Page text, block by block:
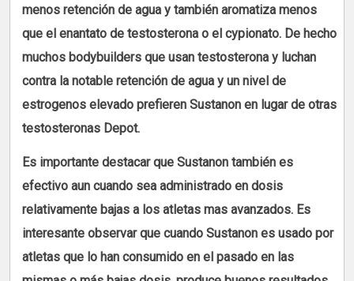
menos retención de agua y también aromatiza menos
que el enantato de testosterona o el cypionato. De hecho
muchos bodybuilders que usan testosterona y luchan
contra la notable retención de agua y un nivel de
estrogenos elevado prefieren Sustanon en lugar de otras
testosteronas Depot.
Es importante destacar que Sustanon también es
efectivo aun cuando sea administrado en dosis
relativamente bajas a los atletas mas avanzados. Es
interesante observar que cuando Sustanon es usado por
atletas que lo han consumido en el pasado en las